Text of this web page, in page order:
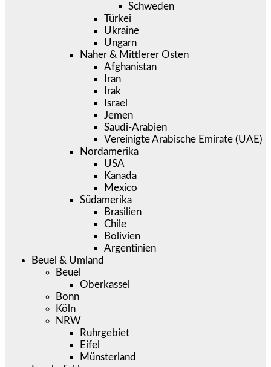
Schweden
Türkei
Ukraine
Ungarn
Naher & Mittlerer Osten
Afghanistan
Iran
Irak
Israel
Jemen
Saudi-Arabien
Vereinigte Arabische Emirate (UAE)
Nordamerika
USA
Kanada
Mexico
Südamerika
Brasilien
Chile
Bolivien
Argentinien
Beuel & Umland
Beuel
Oberkassel
Bonn
Köln
NRW
Ruhrgebiet
Eifel
Münsterland